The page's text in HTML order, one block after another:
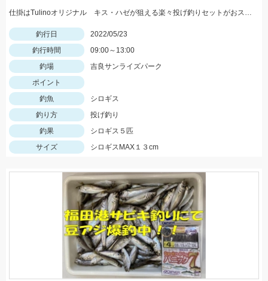
仕掛はTulinoオリジナル キス・ハゼが狙える楽々投げ釣りセットがおススメです！
釣行日
2022/05/23
釣行時間
09:00～13:00
釣場
吉良サンライズパーク
ポイント
釣魚
シロギス
釣り方
投げ釣り
釣果
シロギス５匹
サイズ
シロギスMAX１３cm